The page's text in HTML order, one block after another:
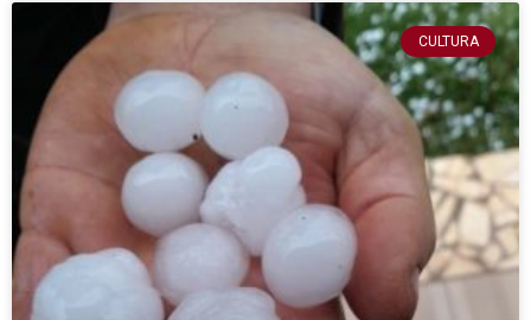
CULTURA